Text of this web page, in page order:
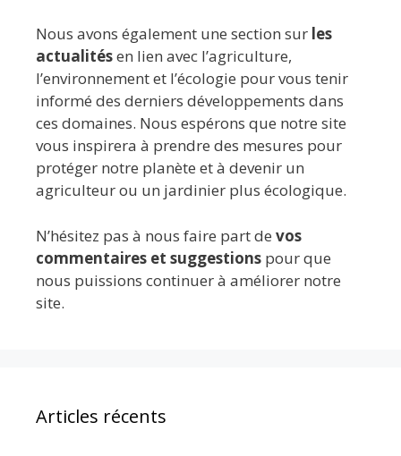
Nous avons également une section sur les
actualitésen lien avec l’agriculture,
l’environnement et l’écologie pour vous tenir
informé des derniers développements dans
ces domaines. Nous espérons que notre site
vous inspirera à prendre des mesures pour
protéger notre planète et à devenir un
agriculteur ou un jardinier plus écologique.
N’hésitez pas à nous faire part de vos
commentaires et suggestions pour que
nous puissions continuer à améliorer notre
site.
Articles récents